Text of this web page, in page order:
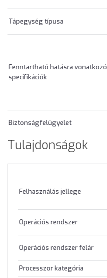
Tápegység típusa
Fenntartható hatásra vonatkozó
specifikációk
Biztonságfelügyelet
Tulajdonságok
Felhasználás jellege
Operációs rendszer
Operációs rendszer felár
Processzor kategória